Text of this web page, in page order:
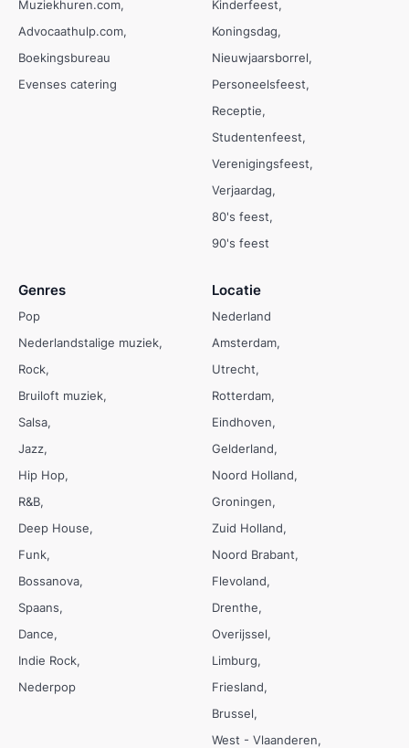
Muziekhuren.com
Advocaathulp.com
Boekingsbureau
Evenses catering
Kinderfeest
Koningsdag
Nieuwjaarsborrel
Personeelsfeest
Receptie
Studentenfeest
Verenigingsfeest
Verjaardag
80's feest
90's feest
Genres
Pop
Nederlandstalige muziek
Rock
Bruiloft muziek
Salsa
Jazz
Hip Hop
R&B
Deep House
Funk
Bossanova
Spaans
Dance
Indie Rock
Nederpop
Locatie
Nederland
Amsterdam
Utrecht
Rotterdam
Eindhoven
Gelderland
Noord Holland
Groningen
Zuid Holland
Noord Brabant
Flevoland
Drenthe
Overijssel
Limburg
Friesland
Brussel
West - Vlaanderen